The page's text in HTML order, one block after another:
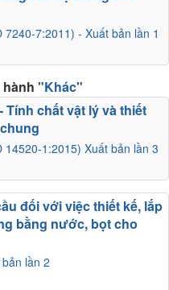
7:2011) - Xuất bản lần 1
"Khác"
14520-1:2015) Xuất bản lần 3
chất vật lý và thiết
lần 2
đối với việc thiết kế, lắp
bằng nước, bọt cho